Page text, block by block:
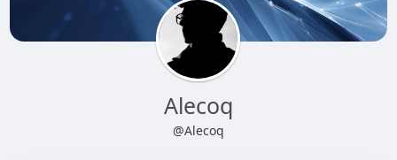
Alecoq
@Alecoq